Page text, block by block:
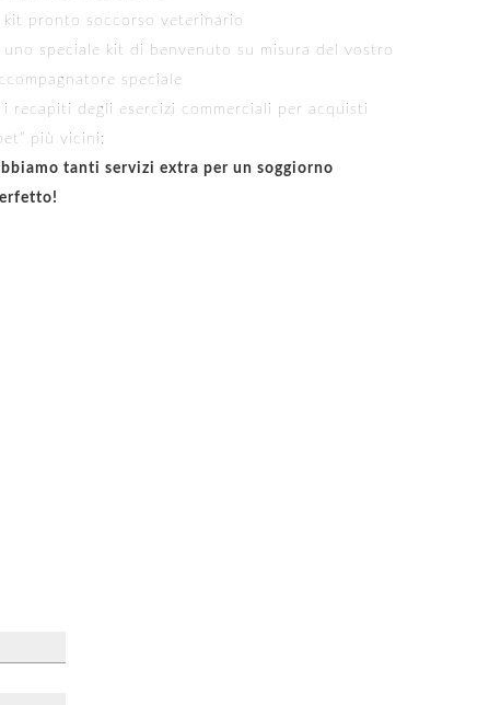
kit pronto soccorso veterinario
uno speciale kit di benvenuto su misura del vostro
speciale
i recapiti degli esercizi commerciali per acquisti
più vicini;
tanti servizi extra per un soggiorno